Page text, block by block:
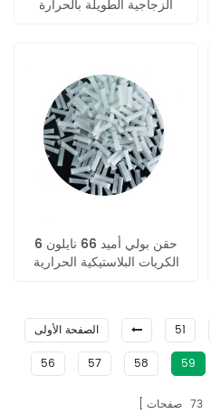
الزجاجية الطويلة بالحرارة
حقن بولي أميد 66 نايلون 6
الكريات البلاستيكية الحرارية
الصفحة الأولى 51
56
57 58 59
73 صفحات